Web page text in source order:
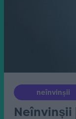
neînvinșii
Neînvinșii